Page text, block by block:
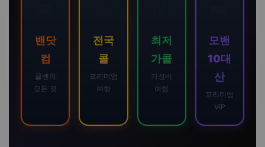
밴닷
컴
콜밴의
모든 것
전국
콜
프리미엄
여행
최저
가콜
가성비
여행
모밴
10대
산
프리미엄
VIP